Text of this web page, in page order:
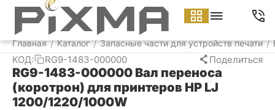
Главная / Каталог / Запасные части для устройств печати /
КОД: RG9-1483-000000 Поделиться
RG9-1483-000000 Вал переноса
(коротрон) для принтеров HP LJ
1200/1220/1000W
Меню Найти Корзина Аккаунт